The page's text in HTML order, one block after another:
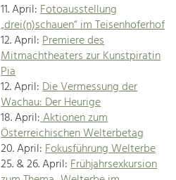
11. April:Fotoausstellung
„drei(n)schauen“ im Teisenhoferhof
12. April:Premiere des
Mitmachtheaters zur Kunstpiratin
Pia
12. April:Die Vermessung der
Wachau: Der Heurige
18. April:Aktionen zum
Österreichischen Welterbetag
20. April:Fokusführung Welterbe
25. & 26. April:Frühjahrsexkursion